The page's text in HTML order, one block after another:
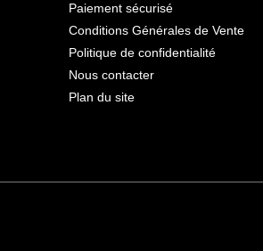
Paiement sécurisé
Conditions Générales de Vente
Politique de confidentialité
Nous contacter
Plan du site